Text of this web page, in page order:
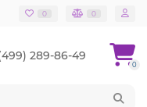
0 0
289-86-49
0